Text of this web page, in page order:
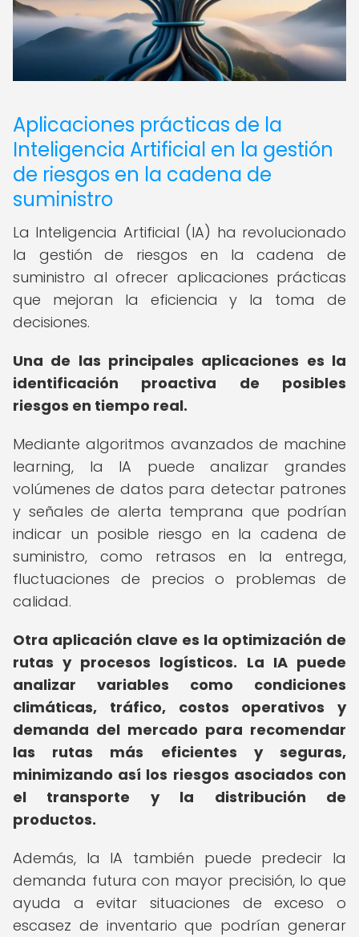
Aplicaciones prácticas de la
Inteligencia Artificial en la gestión
de riesgos en la cadena de
suministro
La Inteligencia Artificial (IA) ha revolucionado
la gestión de riesgos en la cadena de
suministro al ofrecer aplicaciones prácticas
que mejoran la eficiencia y la toma de
decisiones.
Una de las principales aplicaciones es la
identificación proactiva de posibles
riesgos en tiempo real.
Mediante algoritmos avanzados de machine
learning, la IA puede analizar grandes
volúmenes de datos para detectar patrones
y señales de alerta temprana que podrían
indicar un posible riesgo en la cadena de
suministro, como retrasos en la entrega,
fluctuaciones de precios o problemas de
calidad.
Otra aplicación clave es la optimización de
rutas y procesos logísticos. La IA puede
analizar variables como condiciones
climáticas, tráfico, costos operativos y
demanda del mercado para recomendar
las rutas más eficientes y seguras,
minimizando así los riesgos asociados con
el transporte y la distribución de
productos.
Además, la IA también puede predecir la
demanda futura con mayor precisión, lo que
ayuda a evitar situaciones de exceso o
escasez de inventario que podrían generar